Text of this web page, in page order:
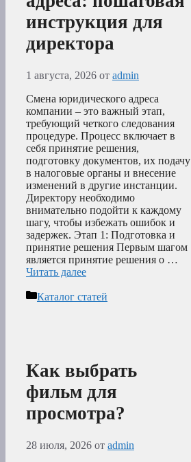
инструкция для
директора
1 августа, 2026 от admin
Смена юридического адреса
компании – это важный этап,
требующий четкого следования
процедуре. Процесс включает в
себя принятие решения,
подготовку документов, их подачу
в налоговые органы и внесение
изменений в другие инстанции.
Директору необходимо
внимательно подойти к каждому
шагу, чтобы избежать ошибок и
задержек. Этап 1: Подготовка и
принятие решения Первым шагом
является принятие решения о …
Читать далее
Рубрики
Каталог статей
Как выбрать
фильм для
просмотра?
28 июля, 2026 от admin